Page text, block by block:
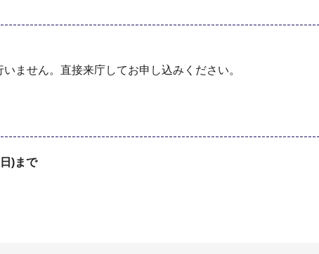
せん。直接来庁してお申し込みください。
)まで